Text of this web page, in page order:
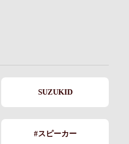
SUZUKID
#スピーカー